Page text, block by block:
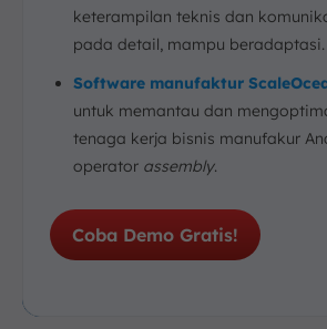
keterampilan teknis dan
pada detail, mampu beradaptasi.
Software manufaktur
untuk memantau dan
tenaga kerja bisnis manufakur
operator assembly.
Coba Demo Gratis!